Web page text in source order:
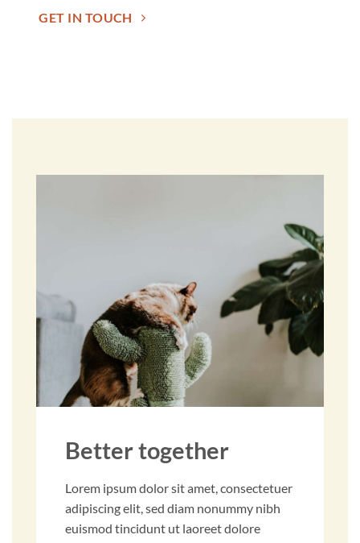
GET IN TOUCH
Better together
Lorem ipsum dolor sit amet, consectetuer
adipiscing elit, sed diam nonummy nibh
euismod tincidunt ut laoreet dolore